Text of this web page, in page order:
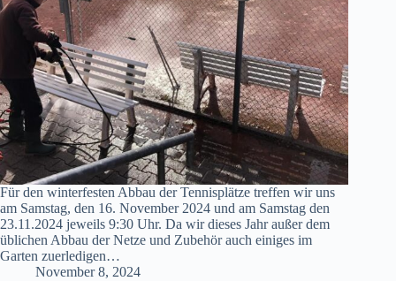
Für den winterfesten Abbau der Tennisplätze treffen wir uns
am Samstag, den 16. November 2024 und am Samstag den
23.11.2024 jeweils 9:30 Uhr. Da wir dieses Jahr außer dem
üblichen Abbau der Netze und Zubehör auch einiges im
Garten zuerledigen…
November 8, 2024